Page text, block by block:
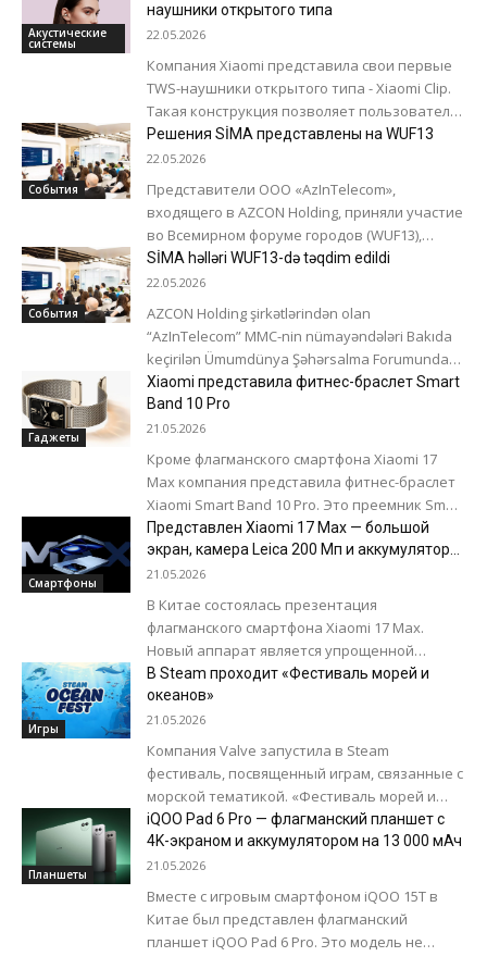
были объявлены цены. Длина Xiaomi YU7...
Акустические
системы
наушники открытого типа
22.05.2026
Компания Xiaomi представила свои первые
TWS-наушники открытого типа - Xiaomi Clip.
Такая конструкция позволяет пользователю
полностью контролировать окружающую
обстановку во время прослушивания музыки
События
Решения SİMA представлены на WUF13
22.05.2026
Представители ООО «AzInTelecom»,
входящего в AZCON Holding, приняли участие
во Всемирном форуме городов (WUF13),
прошедшем в Баку. В рамках
информационных сессий, организованных
на стенде AZCON...
События
SİMA həlləri WUF13-də təqdim edildi
22.05.2026
AZCON Holding şirkətlərindən olan
“AzInTelecom” MMC-nin nümayəndələri Bakıda
keçirilən Ümumdünya Şəhərsalma Forumunda
(WUF 13) çıxış ediblər. AZCON Holding-in
stendində təşkil olunan infosessiyalar
çərçivəsində şirkət əməkdaşları...
Гаджеты
Xiaomi представила фитнес-браслет Smart
Band 10 Pro
21.05.2026
Кроме флагманского смартфона Xiaomi 17
Max компания представила фитнес-браслет
Xiaomi Smart Band 10 Pro. Это преемник Smart
Band 9 Pro, который вышел в 2024...
Смартфоны
Представлен Xiaomi 17 Max — большой
экран, камера Leica 200 Мп и аккумулятор
на 8000 мАч
21.05.2026
В Китае состоялась презентация
флагманского смартфона Xiaomi 17 Max.
Новый аппарат является упрощенной
версией Xiaomi 17 Pro Max без
дополнительного экрана на задней панели...
Игры
В Steam проходит «Фестиваль морей и
океанов»
21.05.2026
Компания Valve запустила в Steam
фестиваль, посвященный играм, связанные с
морской тематикой. «Фестиваль морей и
океанов» предлагает большие скидки на
многие игры, в том...
Планшеты
iQOO Pad 6 Pro — флагманский планшет с
4K-экраном и аккумулятором на 13 000 мАч
21.05.2026
Вместе с игровым смартфоном iQOO 15T в
Китае был представлен флагманский
планшет iQOO Pad 6 Pro. Это модель не